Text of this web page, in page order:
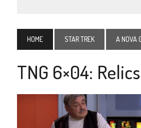
HOME STAR TREK A NOVA
TNG 6×04: Relics